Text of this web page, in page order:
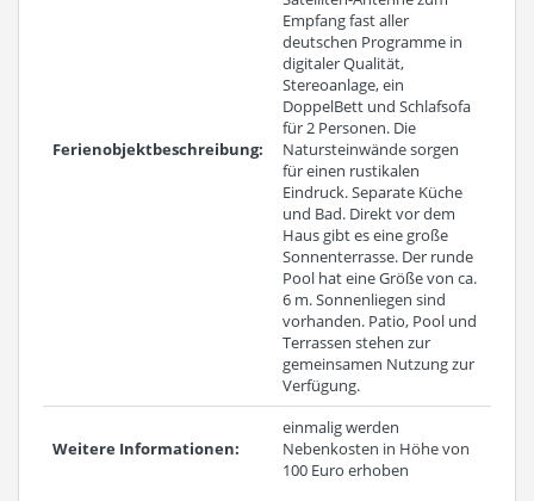
Ferienobjektbeschreibung:
Empfang fast aller
deutschen Programme in
digitaler Qualität,
Stereoanlage, ein
DoppelBett und Schlafsofa
für 2 Personen. Die
Natursteinwände sorgen
für einen rustikalen
Eindruck. Separate Küche
und Bad. Direkt vor dem
Haus gibt es eine große
Sonnenterrasse. Der runde
Pool hat eine Größe von ca.
6 m. Sonnenliegen sind
vorhanden. Patio, Pool und
Terrassen stehen zur
gemeinsamen Nutzung zur
Verfügung.
Weitere Informationen:
einmalig werden
Nebenkosten in Höhe von
100 Euro erhoben